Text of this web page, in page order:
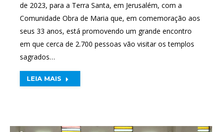
de 2023, para a Terra Santa, em Jerusalém, com a
Comunidade Obra de Maria que, em comemoração aos
seus 33 anos, está promovendo um grande encontro
em que cerca de 2.700 pessoas vão visitar os templos
sagrados…
LEIA MAIS